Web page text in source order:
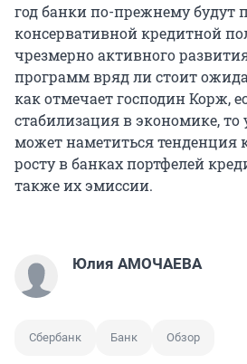
год банки по-прежнему будут
консервативной кредитной
чрезмерно активного
программ вряд ли стоит
как отмечает господин Корж,
стабилизация в экономике, то
может наметиться тенденция
росту в банках портфелей
также их эмиссии.
Юлия АМОЧАЕВА
Сбербанк Банк Обзор